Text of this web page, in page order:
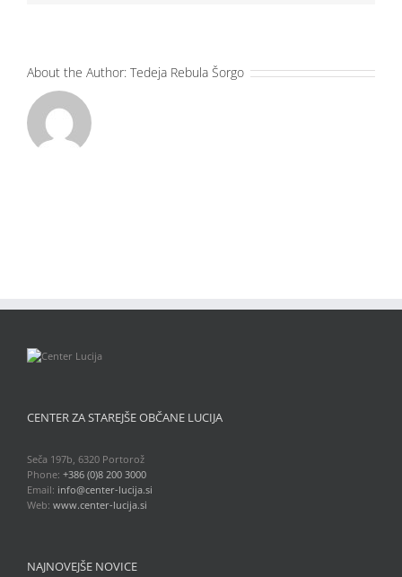
About the Author: Tedeja Rebula Šorgo
CENTER ZA STAREJŠE OBČANE LUCIJA
Seča 197b, 6320 Portorož
Phone: +386 (0)8 200 3000
Email: info@center-lucija.si
Web: www.center-lucija.si
NAJNOVEJŠE NOVICE